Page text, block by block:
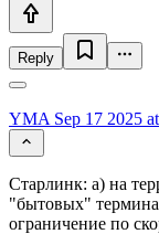
Reply
YMA Sep 17 2025
Старлинк: а) на
"бытовых"
ограничение по